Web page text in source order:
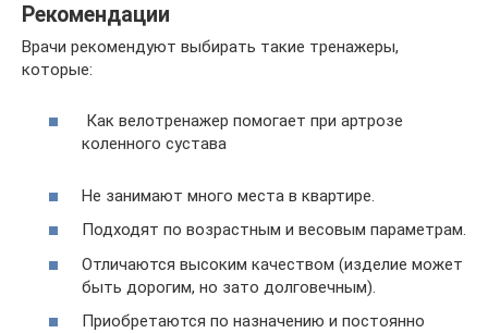
Рекомендации
Врачи рекомендуют выбирать такие тренажеры,
которые:
Как велотренажер помогает при артрозе
коленного сустава
Не занимают много места в квартире.
Подходят по возрастным и весовым параметрам.
Отличаются высоким качеством (изделие может
быть дорогим, но зато долговечным).
Приобретаются по назначению и постоянно